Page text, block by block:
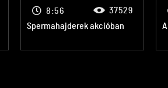
Spermahajderek akcióban
8:56
37529